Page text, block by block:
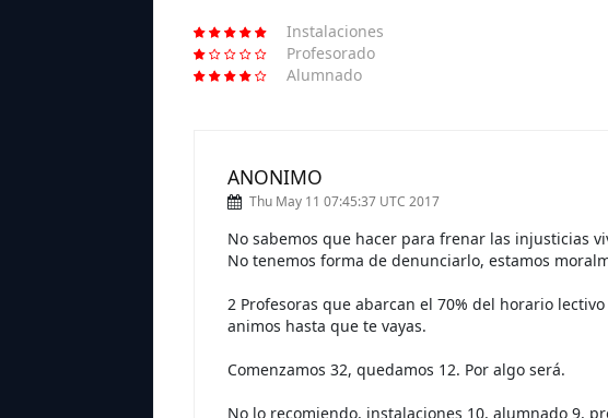
Instalaciones
Profesorado
Alumnado
ANONIMO
Thu May 11 07:45:37 UTC 2017
No sabemos que hacer para frenar las injusticias
No tenemos forma de denunciarlo, estamos
2 Profesoras que abarcan el 70% del horario
animos hasta que te vayas.
Comenzamos 32, quedamos 12. Por algo será.
No lo recomiendo, instalaciones 10, alumnado 9,